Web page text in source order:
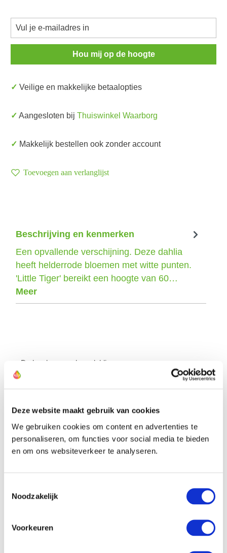
Deze website maakt gebruik van cookies
We gebruiken cookies om content en advertenties te
personaliseren, om functies voor social media te bieden
en om ons websiteverkeer te analyseren.
Noodzakelijk
Voorkeuren
Hou mij op de hoogte
✓ Veilige en makkelijke betaalopties
✓ Aangesloten bij Thuiswinkel Waarborg
✓ Makkelijk bestellen ook zonder account
Toevoegen aan verlanglijst
Beschrijving en kenmerken
Een opvallende verschijning. Deze dahlia
heeft helderrode bloemen met witte punten.
'Little Tiger' bereikt een hoogte van 60…
Meer
De kweker van deze dahlia